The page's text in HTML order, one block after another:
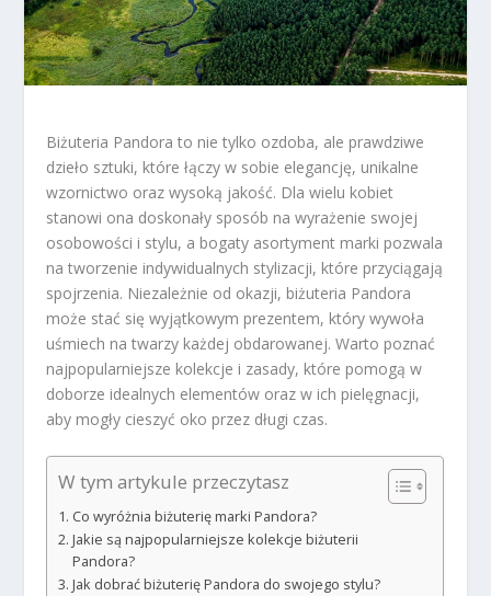
Biżuteria Pandora to nie tylko ozdoba, ale prawdziwe
dzieło sztuki, które łączy w sobie elegancję, unikalne
wzornictwo oraz wysoką jakość. Dla wielu kobiet
stanowi ona doskonały sposób na wyrażenie swojej
osobowości i stylu, a bogaty asortyment marki pozwala
na tworzenie indywidualnych stylizacji, które przyciągają
spojrzenia. Niezależnie od okazji, biżuteria Pandora
może stać się wyjątkowym prezentem, który wywoła
uśmiech na twarzy każdej obdarowanej. Warto poznać
najpopularniejsze kolekcje i zasady, które pomogą w
doborze idealnych elementów oraz w ich pielęgnacji,
aby mogły cieszyć oko przez długi czas.
W tym artykule przeczytasz
Co wyróżnia biżuterię marki Pandora?
Jakie są najpopularniejsze kolekcje biżuterii
Pandora?
Jak dobrać biżuterię Pandora do swojego stylu?